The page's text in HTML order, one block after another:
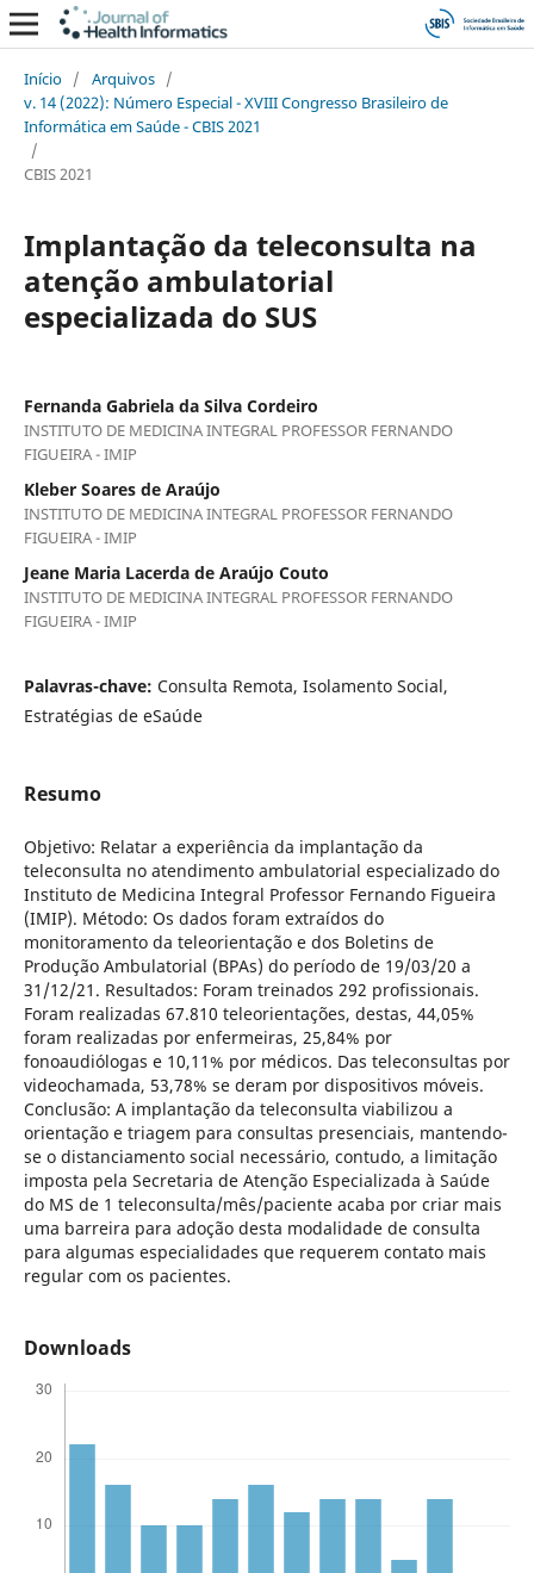
Início / Arquivos /
v. 14 (2022): Número Especial - XVIII Congresso Brasileiro de
Informática em Saúde - CBIS 2021
/
CBIS 2021
Implantação da teleconsulta na
atenção ambulatorial
especializada do SUS
Fernanda Gabriela da Silva Cordeiro
INSTITUTO DE MEDICINA INTEGRAL PROFESSOR FERNANDO
FIGUEIRA - IMIP
Kleber Soares de Araújo
INSTITUTO DE MEDICINA INTEGRAL PROFESSOR FERNANDO
FIGUEIRA - IMIP
Jeane Maria Lacerda de Araújo Couto
INSTITUTO DE MEDICINA INTEGRAL PROFESSOR FERNANDO
FIGUEIRA - IMIP
Palavras-chave: Consulta Remota, Isolamento Social,
Estratégias de eSaúde
Resumo
Objetivo: Relatar a experiência da implantação da
teleconsulta no atendimento ambulatorial especializado do
Instituto de Medicina Integral Professor Fernando Figueira
(IMIP). Método: Os dados foram extraídos do
monitoramento da teleorientação e dos Boletins de
Produção Ambulatorial (BPAs) do período de 19/03/20 a
31/12/21. Resultados: Foram treinados 292 profissionais.
Foram realizadas 67.810 teleorientações, destas, 44,05%
foram realizadas por enfermeiras, 25,84% por
fonoaudiólogas e 10,11% por médicos. Das teleconsultas por
videochamada, 53,78% se deram por dispositivos móveis.
Conclusão: A implantação da teleconsulta viabilizou a
orientação e triagem para consultas presenciais, mantendo-
se o distanciamento social necessário, contudo, a limitação
imposta pela Secretaria de Atenção Especializada à Saúde
do MS de 1 teleconsulta/mês/paciente acaba por criar mais
uma barreira para adoção desta modalidade de consulta
para algumas especialidades que requerem contato mais
regular com os pacientes.
Downloads